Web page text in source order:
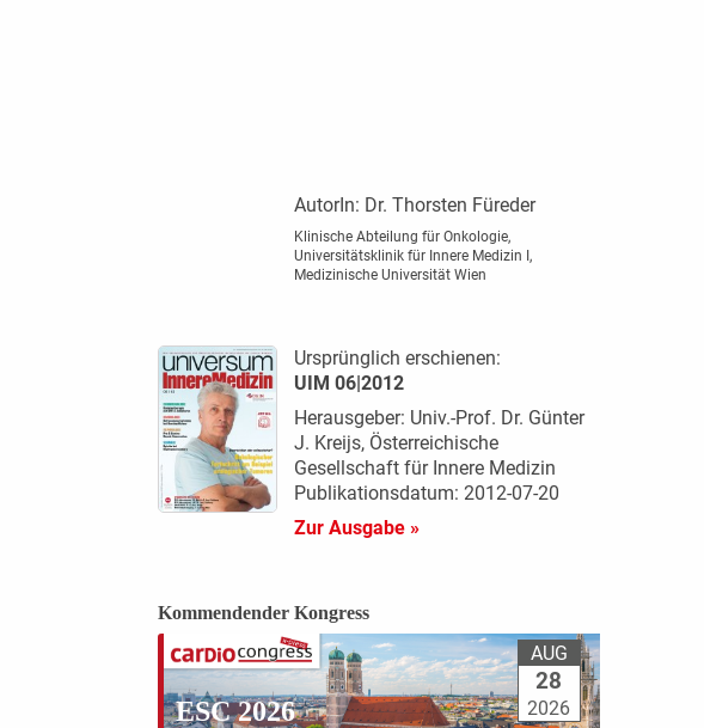
AutorIn: Dr. Thorsten Füreder
Klinische Abteilung für Onkologie,
Universitätsklinik für Innere Medizin I,
Medizinische Universität Wien
Ursprünglich erschienen:
UIM 06|2012
Herausgeber: Univ.-Prof. Dr. Günter
J. Kreijs, Österreichische
Gesellschaft für Innere Medizin
Publikationsdatum: 2012-07-20
Zur Ausgabe »
Kommendender Kongress
ESC 2026
AUG
28
2026